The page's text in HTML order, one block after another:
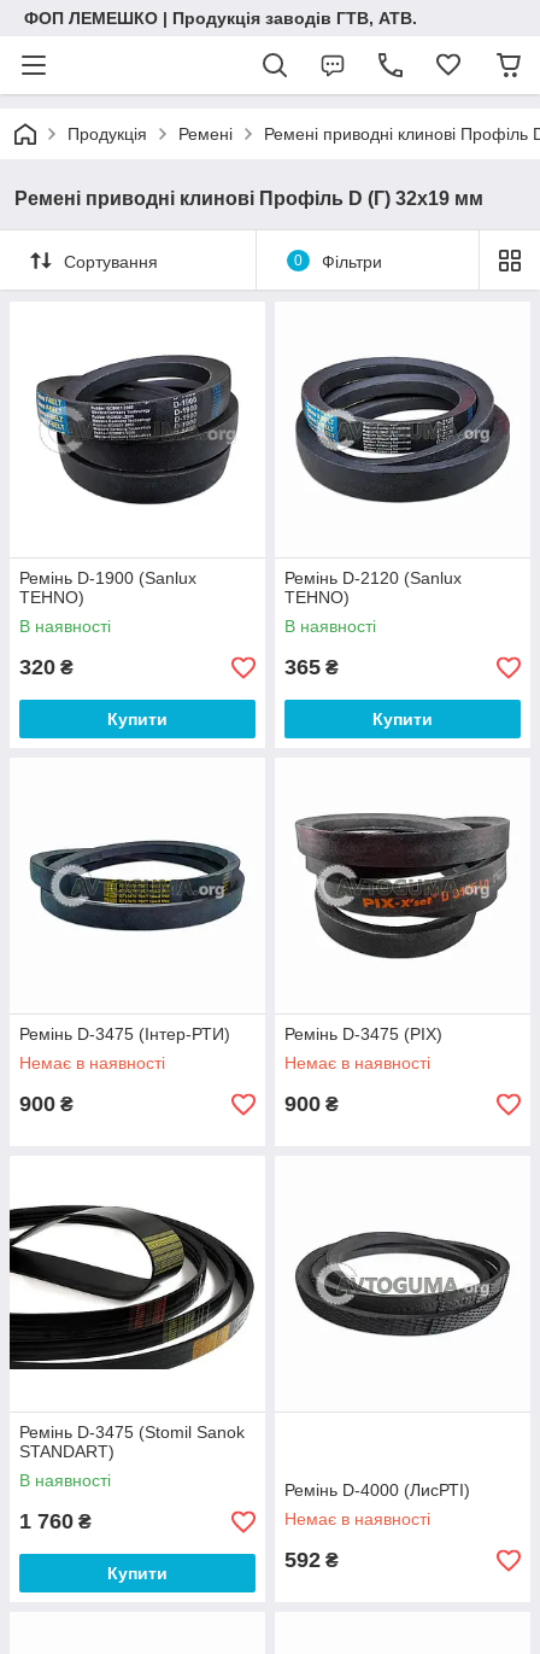
ФОП ЛЕМЕШКО | Продукція заводів ГТВ, АТВ.
Продукція Ремені Ремені приводні клинові
Ремені приводні клинові Профіль D (Г) 32х19 мм
Сортування 0 Фільтри
Ремінь D-1900 (Sanlux
TEHNO)
В наявності
320 ₴
Купити
Ремінь D-2120 (Sanlux
TEHNO)
В наявності
365 ₴
Купити
Ремінь D-3475 (Інтер-РТИ)
Немає в наявності
900 ₴
Ремінь D-3475 (PIX)
Немає в наявності
900 ₴
Ремінь D-3475 (Stomil Sanok
STANDART)
В наявності
1 760 ₴
Купити
Ремінь D-4000 (ЛисРТІ)
Немає в наявності
592 ₴